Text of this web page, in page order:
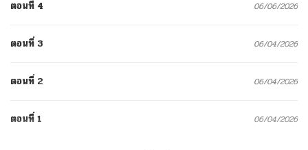
ตอนที่ 4 06/06/2026
ตอนที่ 3 06/04/2026
ตอนที่ 2 06/04/2026
ตอนที่ 1 06/04/2026